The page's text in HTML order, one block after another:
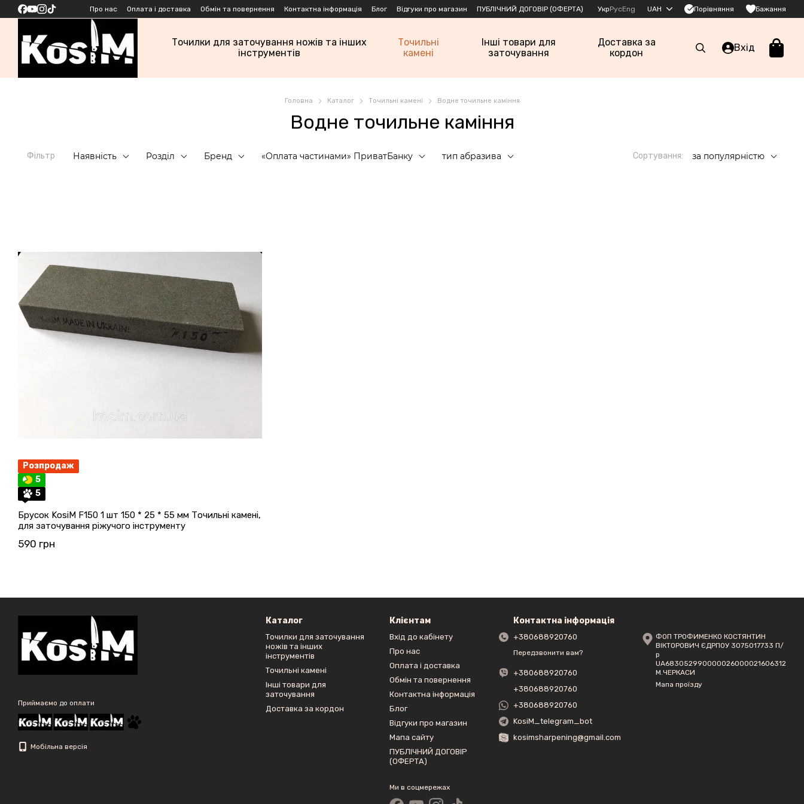
Перейти до основного контенту
Про нас Оплата і доставка Обмін та повернення Контактна інформація Блог Відгуки про магазин ПУБЛІЧНИЙ ДОГОВІР (ОФЕРТА) УкрРусEng UAH Порівняння Бажання
Точилки для заточування ножів та інших
інструментів
Точильні
камені
Інші товари для
заточування
Доставка за
кордон
Вхід
Головна Каталог Точильні камені Водне точильне каміння
Водне точильне каміння
Фільтр Наявність Розділ Бренд «Оплата частинами» ПриватБанку тип абразива Сортування: за популярністю
Розпродаж
5
5
Брусок KosiM F150 1 шт 150 * 25 * 55 мм Точильні камені,
для заточування ріжучого інструменту
590 грн
Приймаємо до оплати
Мобільна версія
Каталог
Точилки для заточування
ножів та інших
інструментів
Точильні камені
Інші товари для
заточування
Доставка за кордон
Клієнтам
Вхід до кабінету
Про нас
Оплата і доставка
Обмін та повернення
Контактна інформація
Блог
Відгуки про магазин
Мапа сайту
ПУБЛІЧНИЙ ДОГОВІР
(ОФЕРТА)
Ми в соцмережах
Контактна інформація
+380688920760
Передзвонити вам?
+380688920760
+380688920760
+380688920760
KosiM_telegram_bot
kosimsharpening@gmail.com
ФОП ТРОФИМЕНКО КОСТЯНТИН
ВІКТОРОВИЧ ЄДРПОУ 3075017733 П/
р
UA683052990000026000021606312
М.ЧЕРКАСИ
Мапа проїзду